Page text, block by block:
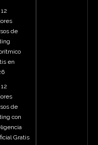
de
en
de
con
Gratis